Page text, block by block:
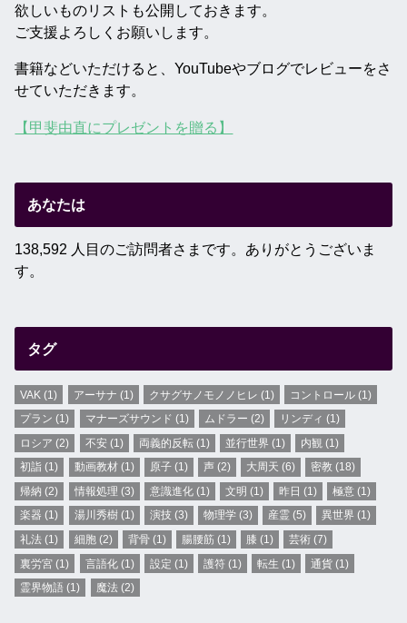
欲しいものリストも公開しておきます。
ご支援よろしくお願いします。
書籍などいただけると、YouTubeやブログでレビューをさ
せていただきます。
【甲斐由直にプレゼントを贈る】
あなたは
138,592 人目のご訪問者さまです。ありがとうございま
す。
タグ
VAK (1) アーサナ (1) クサグサノモノノヒレ (1) コントロール (1)
プラン (1) マナーズサウンド (1) ムドラー (2) リンディ (1)
ロシア (2) 不安(1) 両義的反転(1) 並行世界 (1) 内観 (1)
初詣 (1) 動画教材(1) 原子(1) 声 (2) 大周天 (6) 密教 (18)
帰納 (2) 情報処理 (3) 意識進化(1) 文明 (1) 昨日 (1) 極意 (1)
楽器 (1) 湯川秀樹(1) 演技(3) 物理学 (3) 産霊 (5) 異世界 (1)
礼法 (1) 細胞(2) 背骨(1) 腸腰筋 (1) 膝 (1) 芸術 (7)
裏労宮 (1) 言語化(1) 設定 (1) 護符 (1) 転生 (1) 通貨 (1)
霊界物語 (1) 魔法(2)